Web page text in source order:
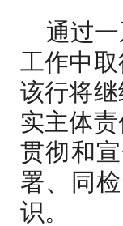
通过
工作中
该行将
实主体
贯彻和
署、同
识。